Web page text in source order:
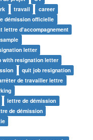
travail
career
démission officielle
lettre d'accompagnement
letter
with resignation letter
quit job resignation
de travailler lettre
lettre de démission
de démission